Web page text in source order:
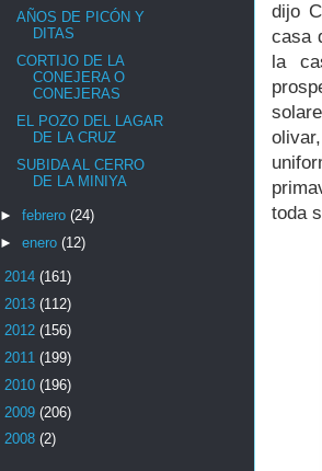
dijo
casa
la
toda
AÑOS DE PICÓN Y
DITAS
CORTIJO DE LA
CONEJERA O
CONEJERAS
EL POZO DEL LAGAR
DE LA CRUZ
SUBIDA AL CERRO
DE LA MINIYA
► febrero (24)
► enero (12)
2014 (161)
2013 (112)
2012 (156)
2011 (199)
2010 (196)
2009 (206)
2008 (2)